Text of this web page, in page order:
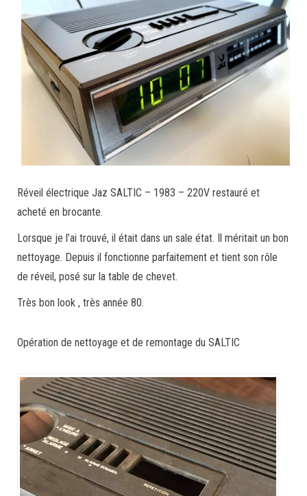
Réveil électrique Jaz SALTIC – 1983 – 220V restauré et
acheté en brocante.
Lorsque je l’ai trouvé, il était dans un sale état. Il méritait un bon
nettoyage. Depuis il fonctionne parfaitement et tient son rôle
de réveil, posé sur la table de chevet.
Très bon look , très année 80.
Opération de nettoyage et de remontage du SALTIC